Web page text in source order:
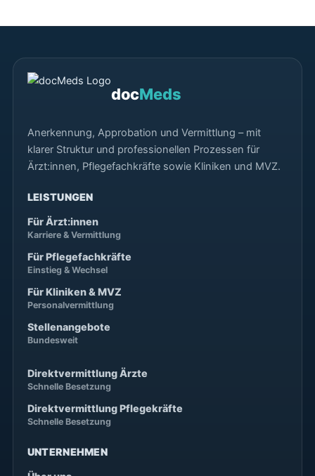
docMeds
Anerkennung, Approbation und Vermittlung – mit
klarer Struktur und professionellen Prozessen für
Ärzt:innen, Pflegefachkräfte sowie Kliniken und MVZ.
LEISTUNGEN
Für Ärzt:innen
Karriere & Vermittlung
Für Pflegefachkräfte
Einstieg & Wechsel
Für Kliniken & MVZ
Personalvermittlung
Stellenangebote
Bundesweit
Direktvermittlung Ärzte
Schnelle Besetzung
Direktvermittlung Pflegekräfte
Schnelle Besetzung
UNTERNEHMEN